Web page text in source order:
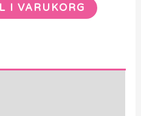
I VARUKORG